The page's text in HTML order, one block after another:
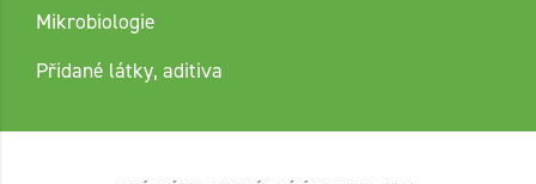
Mikrobiologie
Přidané látky, aditiva